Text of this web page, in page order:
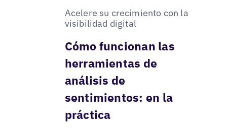
Acelere su crecimiento con la
visibilidad digital
Cómo funcionan las
herramientas de
análisis de
sentimientos: en la
práctica